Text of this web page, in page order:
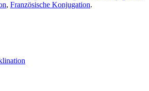
, Französische Konjugation.